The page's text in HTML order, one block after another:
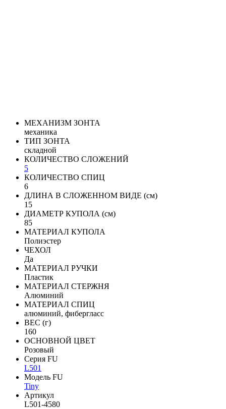
МЕХАНИЗМ ЗОНТА
механика
ТИП ЗОНТА
складной
КОЛИЧЕСТВО СЛОЖЕНИЙ
5
КОЛИЧЕСТВО СПИЦ
6
ДЛИНА В СЛОЖЕННОМ ВИДЕ (см)
15
ДИАМЕТР КУПОЛА (см)
85
МАТЕРИАЛ КУПОЛА
Полиэстер
ЧЕХОЛ
Да
МАТЕРИАЛ РУЧКИ
Пластик
МАТЕРИАЛ СТЕРЖНЯ
Алюминий
МАТЕРИАЛ СПИЦ
алюминий, фибергласс
ВЕС (г)
160
ОСНОВНОЙ ЦВЕТ
Розовый
Серия FU
L501
Модель FU
Tiny
Артикул
L501-4580